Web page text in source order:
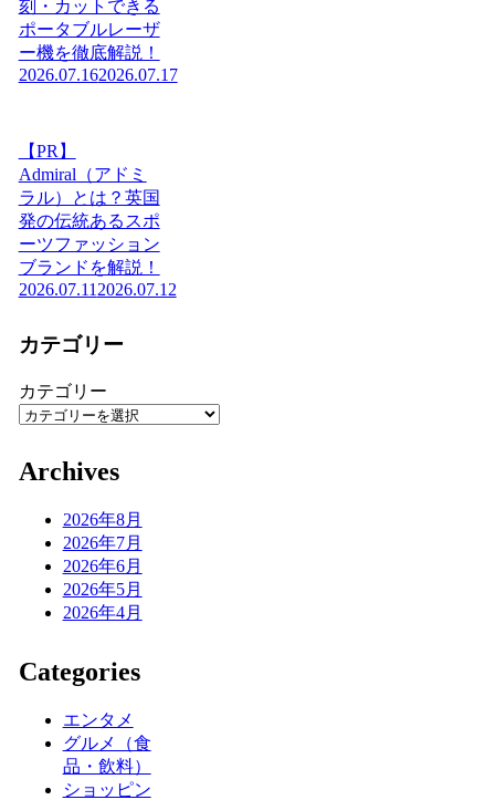
刻・カットできる
ポータブルレーザ
ー機を徹底解説！
2026.07.162026.07.17
【PR】
Admiral（アドミ
ラル）とは？英国
発の伝統あるスポ
ーツファッション
ブランドを解説！
2026.07.11 2026.07.12
カテゴリー
カテゴリー
Archives
2026年8月
2026年7月
2026年6月
2026年5月
2026年4月
Categories
エンタメ
グルメ（食
品・飲料）
ショッピン